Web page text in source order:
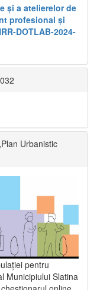
și a atelierelor de
profesional și
DOTLAB-2024-
Urbanistic
pentru
Municipiului Slatina